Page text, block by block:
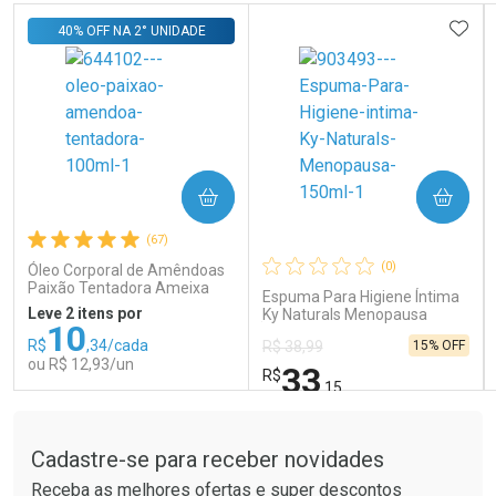
Comprar sem Desconto
Por R$ 65,85/cada
Comprar sem Desconto
Por R$ 65,85/cada
Ativar Desconto
Comprar sem Desconto
Por R$ 14,39/cada
Comprar sem Desconto
(67)
Óleo Corporal de Amêndoas
Paixão Tentadora Ameixa
Rubi 100ml
40% OFF NA 2° UNIDADE
Leve 2 itens por
R$10,34/cada
ou R$ 12,93/un
COMPRAR
Laboratório
Por Menos
(0)
Espuma Para Higiene Íntima
Ky Naturals Menopausa
R$ 38,99
R$33,15
15% OFF
COMPRAR
Laboratório
Por Menos
Cadastre-se para receber novidades
Receba as melhores ofertas e super descontos